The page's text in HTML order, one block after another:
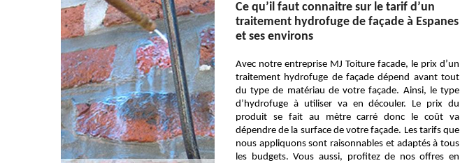
Ce qu’il faut connaitre sur le tarif d’un
traitement hydrofuge de façade à Espanes
et ses environs
Avec notre entreprise MJ Toiture facade, le prix d’un
traitement hydrofuge de façade dépend avant tout
du type de matériau de votre façade. Ainsi, le type
d’hydrofuge à utiliser va en découler. Le prix du
produit se fait au mètre carré donc le coût va
dépendre de la surface de votre façade. Les tarifs que
nous appliquons sont raisonnables et adaptés à tous
les budgets. Vous aussi, profitez de nos offres en